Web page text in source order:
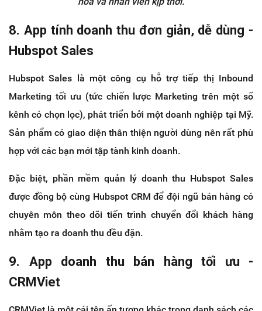
8. App tính doanh thu đơn giản, dễ dùng -
Hubspot Sales
Hubspot Sales là một công cụ hỗ trợ tiếp thị Inbound
Marketing tối ưu (tức chiến lược Marketing trên một số
kênh có chọn lọc), phát triển bởi một doanh nghiệp tại Mỹ.
Sản phẩm có giao diện thân thiện người dùng nên rất phù
hợp với các bạn mới tập tành kinh doanh.
Đặc biệt, phần mềm quản lý doanh thu Hubspot Sales
được đồng bộ cùng Hubspot CRM để đội ngũ bán hàng có
chuyên môn theo dõi tiến trình chuyển đổi khách hàng
nhằm tạo ra doanh thu đều đặn.
9. App doanh thu bán hàng tối ưu -
CRMViet